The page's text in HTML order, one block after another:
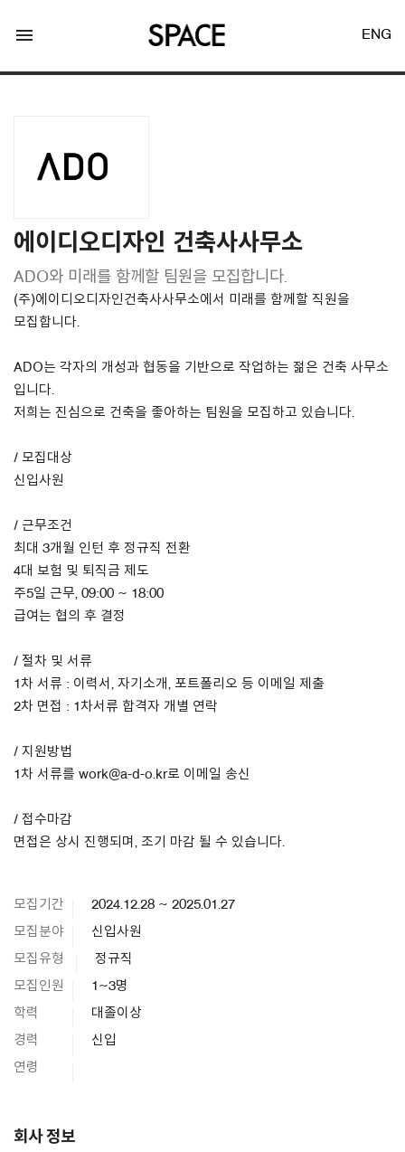
About Us
Customer Service
menu ENG
에이디오디자인 건축사사무소
ADO와 미래를 함께할 팀원을 모집합니다.
(주)에이디오디자인건축사사무소에서 미래를 함께할 직원을
모집합니다.
ADO는 각자의 개성과 협동을 기반으로 작업하는 젊은 건축 사무소
입니다.
저희는 진심으로 건축을 좋아하는 팀원을 모집하고 있습니다.
/ 모집대상
신입사원
/ 근무조건
최대 3개월 인턴 후 정규직 전환
4대 보험 및 퇴직금 제도
주5일 근무, 09:00 ~ 18:00
급여는 협의 후 결정
/ 절차 및 서류
1차 서류 : 이력서, 자기소개, 포트폴리오 등 이메일 제출
2차 면접 : 1차서류 합격자 개별 연락
/ 지원방법
1차 서류를 work@a-d-o.kr로 이메일 송신
/ 접수마감
면접은 상시 진행되며, 조기 마감 될 수 있습니다.
모집기간 2024.12.28 ~ 2025.01.27
모집분야 신입사원
모집유형 정규직
모집인원 1~3명
학력 대졸이상
경력 신입
연령
회사 정보